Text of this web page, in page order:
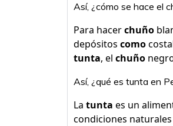
Así, ¿cómo se hace el
Para hacerchuño
depósitos como
tunta, el chuño
Así, ¿qué es tunta en
La tunta es un
condiciones